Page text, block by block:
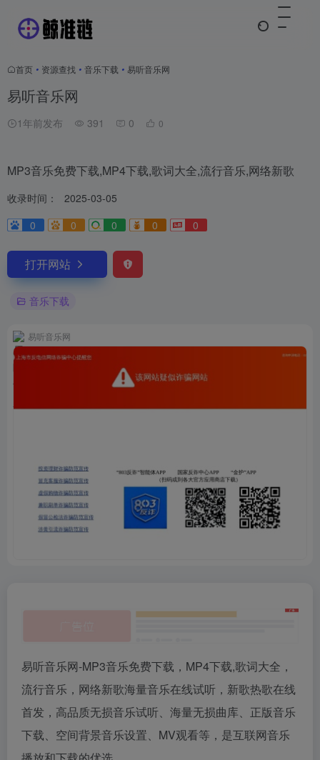
首页 • 资源查找 • 音乐下载 • 易听音乐网
易听音乐网
1年前发布 391 0 0
MP3音乐免费下载,MP4下载,歌词大全,流行音乐,网络新歌
收录时间：
2025-03-05
0
0 0 0 0
打开网站
音乐下载
易听音乐网
易听音乐网-MP3音乐免费下载，MP4下载,歌词大全，
流行音乐，网络新歌海量音乐在线试听，新歌热歌在线
首发，高品质无损音乐试听、海量无损曲库、正版音乐
下载、空间背景音乐设置、MV观看等，是互联网音乐